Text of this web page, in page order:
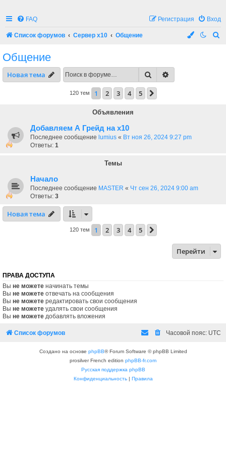
FAQ Вход
Регистрация
Список форумов Сервер x10 Общение
Общение
Новая тема Поиск
120 тем 1 2 3 4 5
Объявления
Добавляем А Грейд на х10
Последнее сообщение lumius « Вт ноя 26, 2024 9:27 pm
Ответы: 1
Темы
Начало
Последнее сообщение MASTER « Чт сен 26, 2024 9:00 am
Ответы: 3
Новая тема
120 тем 1 2 3 4 5
Перейти
ПРАВА ДОСТУПА
Вы не можете начинать темы
Вы не можете отвечать на сообщения
Вы не можете редактировать свои сообщения
Вы не можете удалять свои сообщения
Вы не можете добавлять вложения
Список форумов Часовой пояс: UTC
Создано на основе phpBB® Forum Software © phpBB Limited
prosilver French edition phpBB-fr.com
Русская поддержка phpBB
Конфиденциальность| Правила